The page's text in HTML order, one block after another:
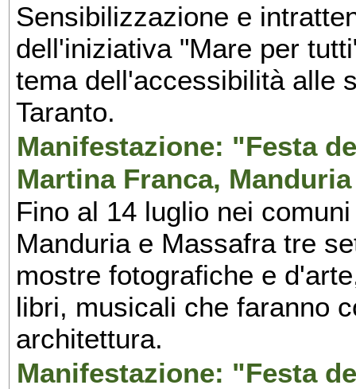
Sensibilizzazione e
dell'iniziativa "Mare per
tema dell'accessibilità alle
Taranto.
Manifestazione: "Festa
Martina Franca,
Fino al 14 luglio nei
Manduria e Massafra tre
mostre fotografiche e
libri, musicali che faranno
architettura.
Manifestazione: "Festa